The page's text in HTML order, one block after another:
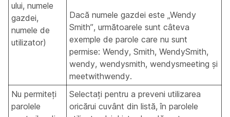
ului, numele
gazdei,
numele de
utilizator)
Dacă numele gazdei este „Wendy
Smith”, următoarele sunt câteva
exemple de parole care nu sunt
permise: Wendy, Smith, WendySmith,
wendy, wendysmith, wendysmeeting și
meetwithwendy.
Nu permiteți
parolele
Selectați pentru a preveni utilizarea
oricărui cuvânt din listă, în parolele